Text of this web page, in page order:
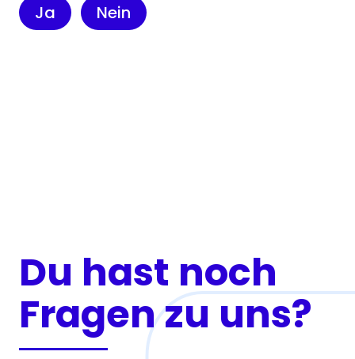
Ja Nein
Du hast noch
Fragen zu uns?